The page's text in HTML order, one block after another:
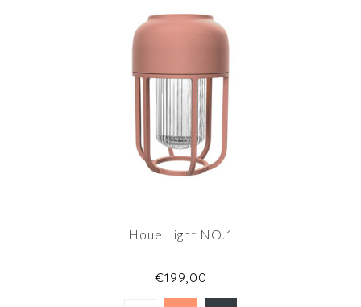
Houe Light NO.1
€199,00